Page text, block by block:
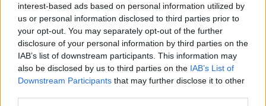
interest-based ads based on personal information utilized by
us or personal information disclosed to third parties prior to
your opt-out. You may separately opt-out of the further
disclosure of your personal information by third parties on the
IAB’s list of downstream participants. This information may
also be disclosed by us to third parties on the IAB’s List of
Downstream Participants that may further disclose it to other
Εγγραφή στο newsletter